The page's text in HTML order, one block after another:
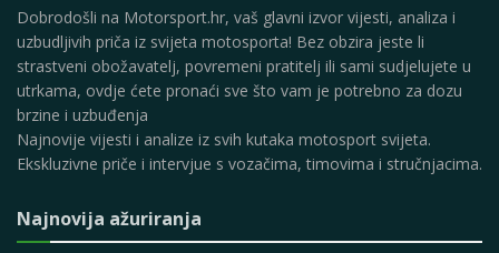
Dobrodošli na Motorsport.hr, vaš glavni izvor vijesti, analiza i
uzbudljivih priča iz svijeta motosporta! Bez obzira jeste li
strastveni obožavatelj, povremeni pratitelj ili sami sudjelujete u
utrkama, ovdje ćete pronaći sve što vam je potrebno za dozu
brzine i uzbuđenja
Najnovije vijesti i analize iz svih kutaka motosport svijeta.
Ekskluzivne priče i intervjue s vozačima, timovima i stručnjacima.
Najnovija ažuriranja